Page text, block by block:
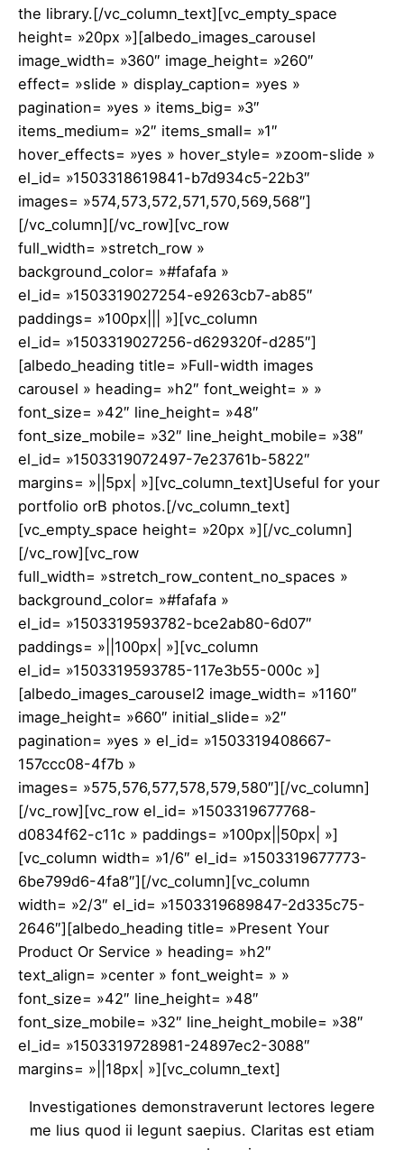
the library.[/vc_column_text][vc_empty_space
height= »20px »][albedo_images_carousel
image_width= »360″ image_height= »260″
effect= »slide » display_caption= »yes »
pagination= »yes » items_big= »3″
items_medium= »2″ items_small= »1″
hover_effects= »yes » hover_style= »zoom-slide »
el_id= »1503318619841-b7d934c5-22b3″
images= »574,573,572,571,570,569,568″]
[/vc_column][/vc_row][vc_row
full_width= »stretch_row »
background_color= »#fafafa »
el_id= »1503319027254-e9263cb7-ab85″
paddings= »100px||| »][vc_column
el_id= »1503319027256-d629320f-d285″]
[albedo_heading title= »Full-width images
carousel » heading= »h2″ font_weight= » »
font_size= »42″ line_height= »48″
font_size_mobile= »32″ line_height_mobile= »38″
el_id= »1503319072497-7e23761b-5822″
margins= »||5px| »][vc_column_text]Useful for your
portfolio orВ photos.[/vc_column_text]
[vc_empty_space height= »20px »][/vc_column]
[/vc_row][vc_row
full_width= »stretch_row_content_no_spaces »
background_color= »#fafafa »
el_id= »1503319593782-bce2ab80-6d07″
paddings= »||100px| »][vc_column
el_id= »1503319593785-117e3b55-000c »]
[albedo_images_carousel2 image_width= »1160″
image_height= »660″ initial_slide= »2″
pagination= »yes » el_id= »1503319408667-
157ccc08-4f7b »
images= »575,576,577,578,579,580″][/vc_column]
[/vc_row][vc_row el_id= »1503319677768-
d0834f62-c11c » paddings= »100px||50px| »]
[vc_column width= »1/6″ el_id= »1503319677773-
6be799d6-4fa8″][/vc_column][vc_column
width= »2/3″ el_id= »1503319689847-2d335c75-
2646″][albedo_heading title= »Present Your
Product Or Service » heading= »h2″
text_align= »center » font_weight= » »
font_size= »42″ line_height= »48″
font_size_mobile= »32″ line_height_mobile= »38″
el_id= »1503319728981-24897ec2-3088″
margins= »||18px| »][vc_column_text]
Investigationes demonstraverunt lectores legere
me lius quod ii legunt saepius. Claritas est etiam